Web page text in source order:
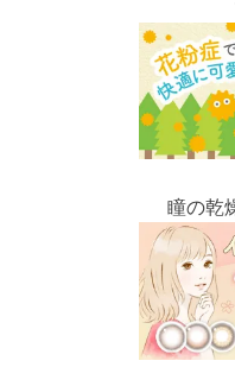
瞳の乾